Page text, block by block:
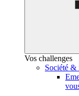
Vos challenges
Société &